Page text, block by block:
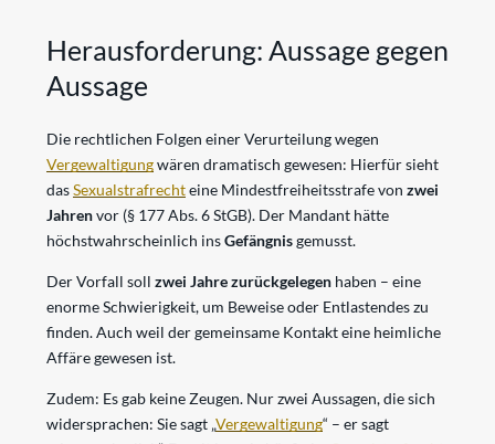
Herausforderung: Aussage gegen
Aussage
Die rechtlichen Folgen einer Verurteilung wegen
Vergewaltigungwären dramatisch gewesen: Hierfür sieht
dasSexualstrafrechteine Mindestfreiheitsstrafe von zwei
Jahrenvor (§ 177 Abs. 6 StGB). Der Mandant hätte
höchstwahrscheinlich insGefängnisgemusst.
Der Vorfall soll zwei Jahre zurückgelegen haben – eine
enorme Schwierigkeit, um Beweise oder Entlastendes zu
finden. Auch weil der gemeinsame Kontakt eine heimliche
Affäre gewesen ist.
Zudem: Es gab keine Zeugen. Nur zwei Aussagen, die sich
widersprachen: Sie sagt „Vergewaltigung“ – er sagt